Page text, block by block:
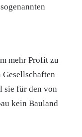
mehr Profit zu
sie für den von
kein Bauland